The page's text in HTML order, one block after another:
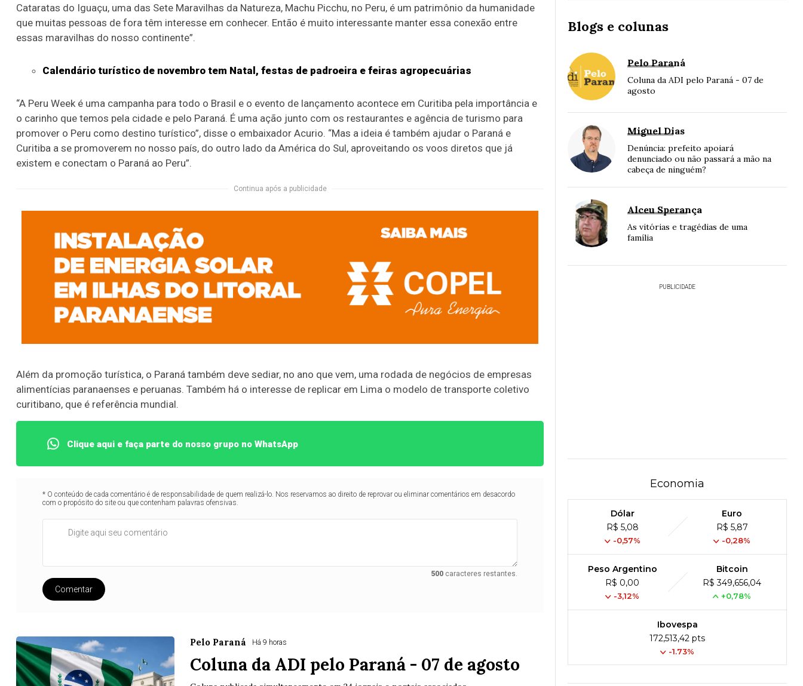
Cataratas do Iguaçu, uma das Sete Maravilhas da Natureza, Machu Picchu, no Peru, é um patrimônio da humanidade
que muitas pessoas de fora têm interesse em conhecer. Então é muito interessante manter essa conexão entre
essas maravilhas do nosso continente”.
Calendário turístico de novembro tem Natal, festas de padroeira e feiras agropecuárias
“A Peru Week é uma campanha para todo o Brasil e o evento de lançamento acontece em Curitiba pela importância e
o carinho que temos pela cidade e pelo Paraná. É uma ação junto com os restaurantes e agência de turismo para
promover o Peru como destino turístico”, disse o embaixador Acurio. “Mas a ideia é também ajudar o Paraná e
Curitiba a se promoverem no nosso país, do outro lado da América do Sul, aproveitando os voos diretos que já
existem e conectam o Paraná ao Peru”.
Continua após a publicidade
Além da promoção turística, o Paraná também deve sediar, no ano que vem, uma rodada de negócios de empresas
alimentícias paranaenses e peruanas. Também há o interesse de replicar em Lima o modelo de transporte coletivo
curitibano, que é referência mundial.
Clique aqui e faça parte do nosso grupo no WhatsApp
* O conteúdo de cada comentário é de responsabilidade de quem realizá-lo. Nos reservamos ao direito de reprovar ou eliminar comentários em desacordo
com o propósito do site ou que contenham palavras ofensivas.
500caracteres restantes.
Comentar
Pelo Paraná Há 9 horas
Coluna da ADI pelo Paraná - 07 de agosto
Blogs e colunas
Pelo Paraná
Coluna da ADI pelo Paraná - 07 de
agosto
Miguel Dias
Denúncia: prefeito apoiará
denunciado ou não passará a mão na
cabeça de ninguém?
Alceu Sperança
As vitórias e tragédias de uma
família
PUBLICIDADE
Economia
Dólar
R$ 5,08
-0,57%
Euro
R$ 5,87
-0,28%
Peso Argentino
R$ 0,00
-3,12%
Bitcoin
R$ 349,656,04
+0,78%
Ibovespa
172,513,42 pts
-1.73%